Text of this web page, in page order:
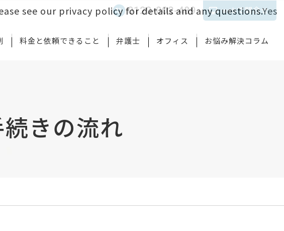
0120-002-489 webで問合せ
料金と依頼できること 弁護士 オフィス お悩み解決コラム
きの流れ
see our privacy policy for details and any questions.Yes